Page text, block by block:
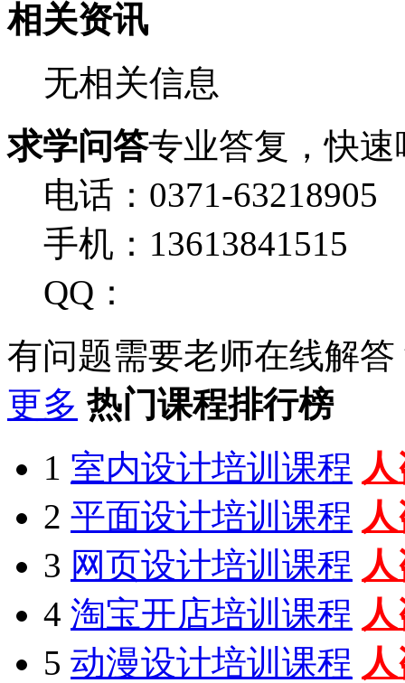
相关资讯
无相关信息
求学问答专业答复，快速
电话：0371-63218905
手机：13613841515
QQ：
有问题需要老师在线解答
更多 热门课程排行榜
1 室内设计培训课程
2 平面设计培训课程
3 网页设计培训课程
4 淘宝开店培训课程
5 动漫设计培训课程